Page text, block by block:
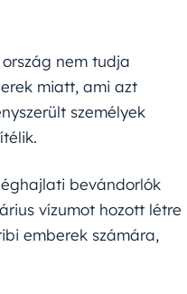
nem tudja
miatt, ami azt
személyek
bevándorlók
vízumot hozott létre
emberek számára,